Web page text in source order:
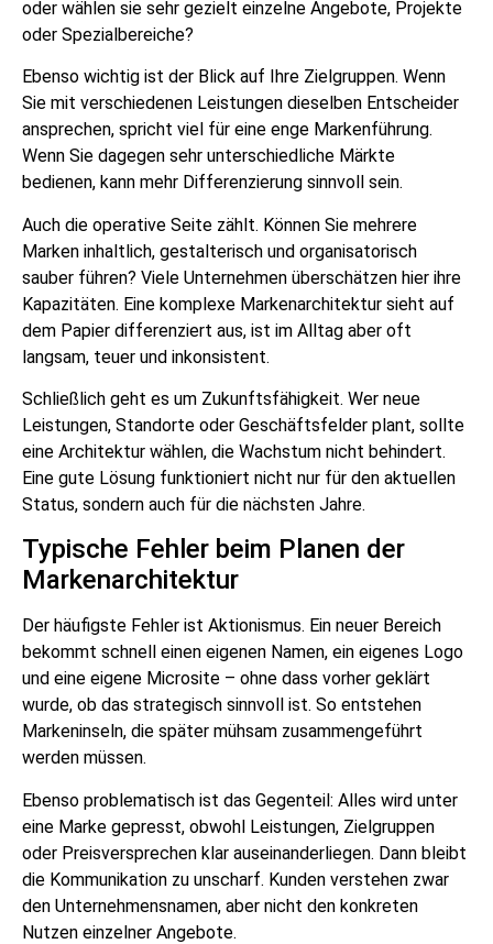
oder wählen sie sehr gezielt einzelne Angebote, Projekte
oder Spezialbereiche?
Ebenso wichtig ist der Blick auf Ihre Zielgruppen. Wenn
Sie mit verschiedenen Leistungen dieselben Entscheider
ansprechen, spricht viel für eine enge Markenführung.
Wenn Sie dagegen sehr unterschiedliche Märkte
bedienen, kann mehr Differenzierung sinnvoll sein.
Auch die operative Seite zählt. Können Sie mehrere
Marken inhaltlich, gestalterisch und organisatorisch
sauber führen? Viele Unternehmen überschätzen hier ihre
Kapazitäten. Eine komplexe Markenarchitektur sieht auf
dem Papier differenziert aus, ist im Alltag aber oft
langsam, teuer und inkonsistent.
Schließlich geht es um Zukunftsfähigkeit. Wer neue
Leistungen, Standorte oder Geschäftsfelder plant, sollte
eine Architektur wählen, die Wachstum nicht behindert.
Eine gute Lösung funktioniert nicht nur für den aktuellen
Status, sondern auch für die nächsten Jahre.
Typische Fehler beim Planen der
Markenarchitektur
Der häufigste Fehler ist Aktionismus. Ein neuer Bereich
bekommt schnell einen eigenen Namen, ein eigenes Logo
und eine eigene Microsite – ohne dass vorher geklärt
wurde, ob das strategisch sinnvoll ist. So entstehen
Markeninseln, die später mühsam zusammengeführt
werden müssen.
Ebenso problematisch ist das Gegenteil: Alles wird unter
eine Marke gepresst, obwohl Leistungen, Zielgruppen
oder Preisversprechen klar auseinanderliegen. Dann bleibt
die Kommunikation zu unscharf. Kunden verstehen zwar
den Unternehmensnamen, aber nicht den konkreten
Nutzen einzelner Angebote.